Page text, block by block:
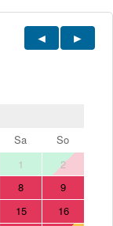
Sa
So
1
2
8
9
15
16